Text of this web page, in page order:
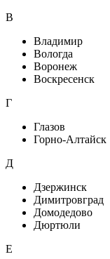
В
Владимир
Вологда
Воронеж
Воскресенск
Г
Глазов
Горно-Алтайск
Д
Дзержинск
Димитровград
Домодедово
Дюртюли
Е